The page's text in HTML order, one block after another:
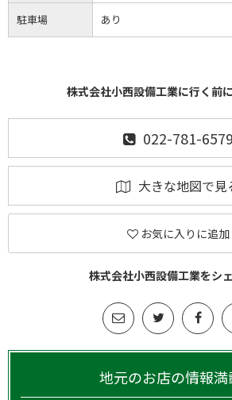
駐車場 あり
株式会社小西設備工業に行く前
022-781-6579
大きな地図で見
お気に入りに追加
株式会社小西設備工業をシ
地元のお店の情報満